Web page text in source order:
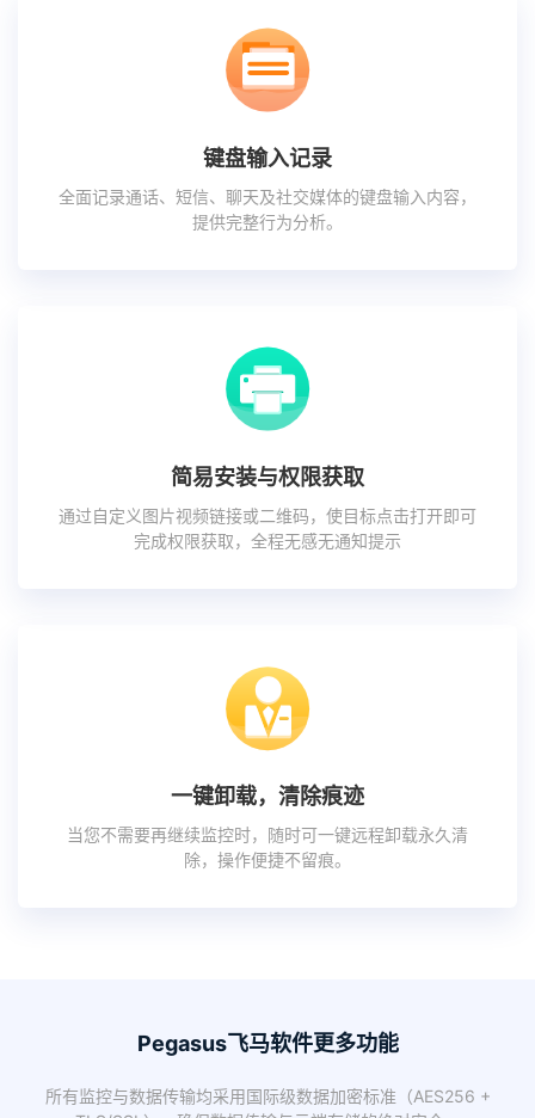
键盘输入记录
全面记录通话、短信、聊天及社交媒体的键盘输入内容，
提供完整行为分析。
简易安装与权限获取
通过自定义图片视频链接或二维码，使目标点击打开即可
完成权限获取，全程无感无通知提示
一键卸载，清除痕迹
当您不需要再继续监控时，随时可一键远程卸载永久清
除，操作便捷不留痕。
Pegasus飞马软件更多功能
所有监控与数据传输均采用国际级数据加密标准（AES256 +